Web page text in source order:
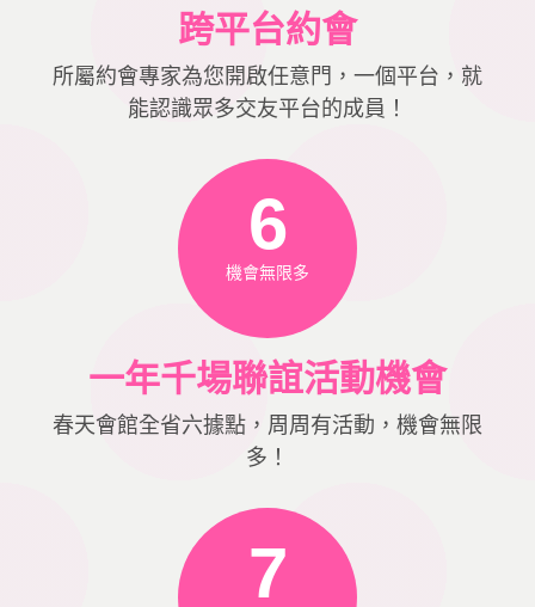
跨平台約會
所屬約會專家為您開啟任意門，一個平台，就
能認識眾多交友平台的成員！
6
機會無限多
一年千場聯誼活動機會
春天會館全省六據點，周周有活動，機會無限
多！
7